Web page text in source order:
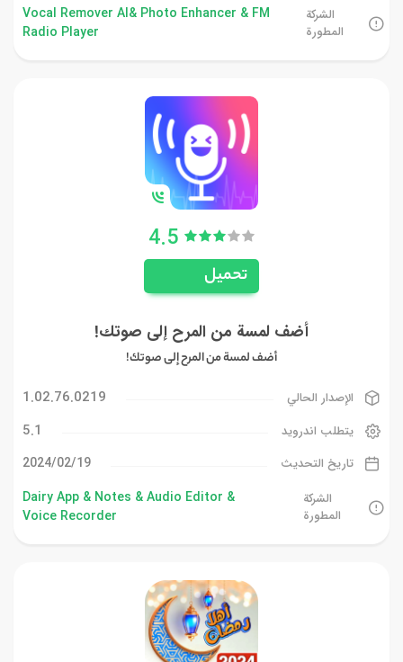
الشركة
المطورة
Vocal Remover AI& Photo Enhancer & FM
Radio Player
4.5
تحميل
أضف لمسة من المرح إلى صوتك!
أضف لمسة من المرح إلى صوتك!
الإصدار الحالي 1.02.76.0219
يتطلب اندرويد 5.1
تاريخ التحديث 19‏/02‏/2024
الشركة
المطورة
Dairy App & Notes & Audio Editor &
Voice Recorder